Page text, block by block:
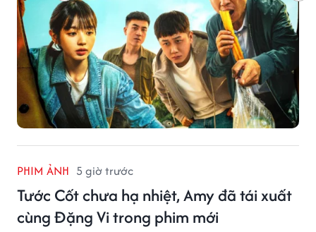
PHIM ẢNH 5 giờ trước
Tước Cốt chưa hạ nhiệt, Amy đã tái xuất
cùng Đặng Vi trong phim mới